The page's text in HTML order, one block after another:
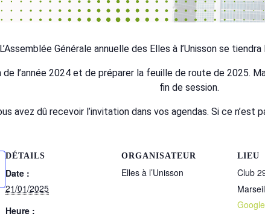
L’Assemblée Générale annuelle des Elles à l’Unisson se
de l’année 2024 et de préparer la feuille de route de 2025.
fin de session.
avez dû recevoir l’invitation dans vos agendas. Si ce
DÉTAILS
Date :
21/01/2025
Heure :
ORGANISATEUR
Elles à l’Unisson
LIEU
Club